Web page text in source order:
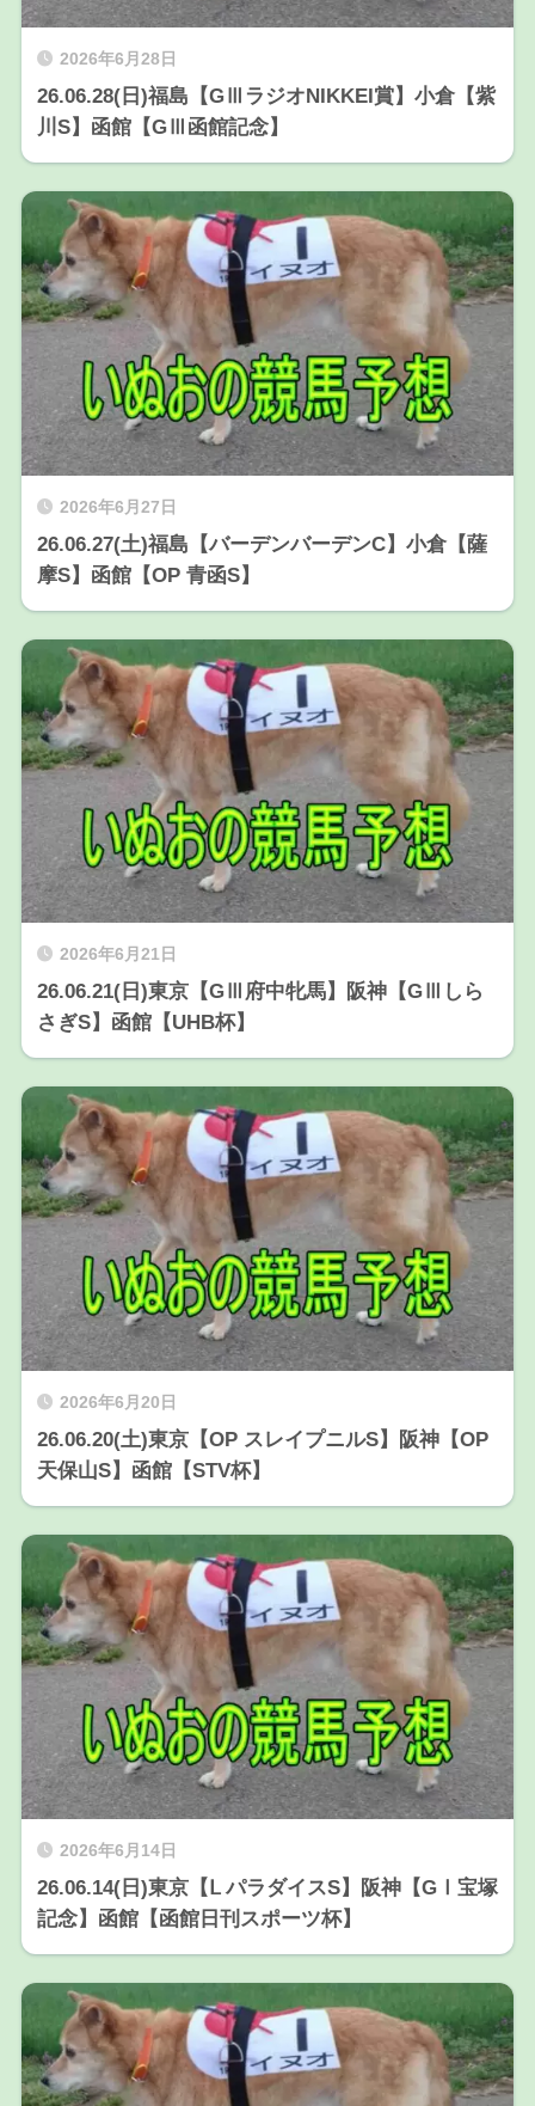
2026年6月28日
26.06.28(日)福島【GⅢラジオNIKKEI賞】小倉【紫
川S】函館【GⅢ函館記念】
2026年6月27日
26.06.27(土)福島【バーデンバーデンC】小倉【薩
摩S】函館【OP 青函S】
2026年6月21日
26.06.21(日)東京【GⅢ府中牝馬】阪神【GⅢしら
さぎS】函館【UHB杯】
2026年6月20日
26.06.20(土)東京【OP スレイプニルS】阪神【OP
天保山S】函館【STV杯】
2026年6月14日
26.06.14(日)東京【Ⅼ パラダイスS】阪神【GⅠ宝塚
記念】函館【函館日刊スポーツ杯】